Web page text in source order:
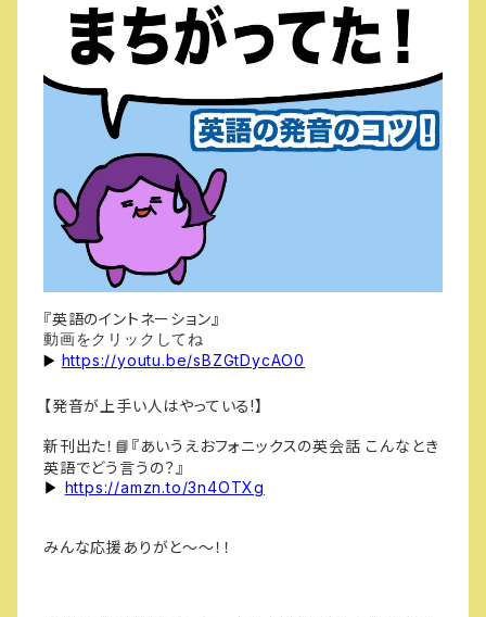
『英語のイントネーション』
動画をクリックしてね
▶️ https://youtu.be/sBZGtDycAO0
【発音が上手い人はやっている!】
新刊出た！ 📘 『あいうえおフォニックスの英会話 こんなとき
英語でどう言うの？』
▶︎ https://amzn.to/3n4OTXg
みんな応援ありがと～～！！